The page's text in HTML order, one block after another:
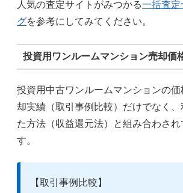
人気の査定サイトがみつかる一括査定
グを参考にしてみてください。
投資用ワンルームマンション売却価
投資用中古ワンルームマンションの
却実績（取引事例比較）だけでなく、
た方法（収益還元法）と組み合わされ
す。
【取引事例比較】